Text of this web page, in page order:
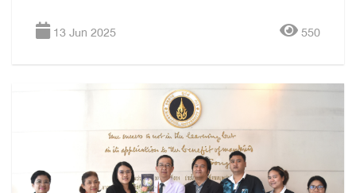
ศิลปากร
13 Jun 2025 550